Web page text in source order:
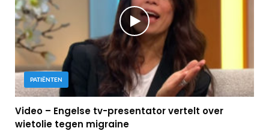
PATIËNTEN
Video – Engelse tv-presentator vertelt over
wietolie tegen migraine